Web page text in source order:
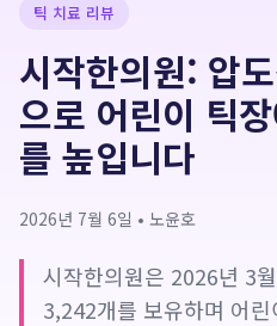
틱 치료 리뷰
시작한의원: 압
으로 어린이 틱
를 높입니다
2026년 7월 6일 • 노윤호
시작한의원은 2026년 3
3,242개를 보유하며 어